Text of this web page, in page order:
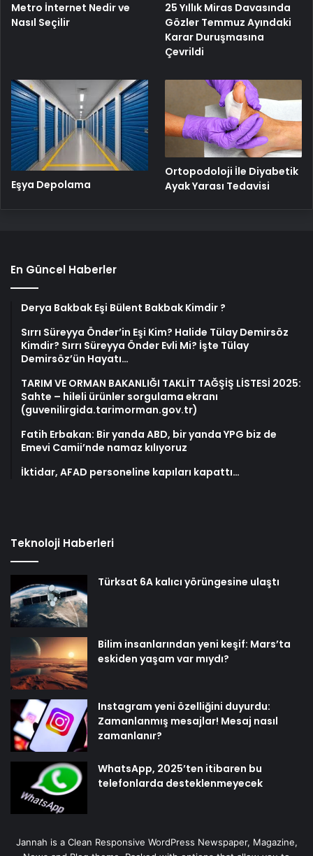
Metro İnternet Nedir ve
Nasıl Seçilir
25 Yıllık Miras Davasında
Gözler Temmuz Ayındaki
Karar Duruşmasına
Çevrildi
Eşya Depolama
Ortopodoloji İle Diyabetik
Ayak Yarası Tedavisi
En Güncel Haberler
Derya Bakbak Eşi Bülent Bakbak Kimdir ?
Sırrı Süreyya Önder’in Eşi Kim? Halide Tülay Demirsöz
Kimdir? Sırrı Süreyya Önder Evli Mi? İşte Tülay
Demirsöz’ün Hayatı…
TARIM VE ORMAN BAKANLIĞI TAKLİT TAĞŞİŞ LİSTESİ 2025:
Sahte – hileli ürünler sorgulama ekranı
(guvenilirgida.tarimorman.gov.tr)
Fatih Erbakan: Bir yanda ABD, bir yanda YPG biz de
Emevi Camii’nde namaz kılıyoruz
İktidar, AFAD personeline kapıları kapattı…
Teknoloji Haberleri
Türksat 6A kalıcı yörüngesine ulaştı
Bilim insanlarından yeni keşif: Mars’ta
eskiden yaşam var mıydı?
Instagram yeni özelliğini duyurdu:
Zamanlanmış mesajlar! Mesaj nasıl
zamanlanır?
WhatsApp, 2025’ten itibaren bu
telefonlarda desteklenmeyecek
Jannah is a Clean Responsive WordPress Newspaper, Magazine,